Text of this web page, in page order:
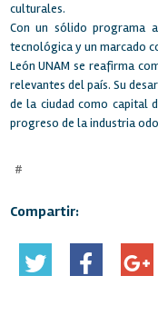
culturales.
Con un sólido programa
tecnológica y un marcado
León UNAM se reafirma
relevantes del país. Su
de la ciudad como capital
progreso de la industria
#
Compartir: